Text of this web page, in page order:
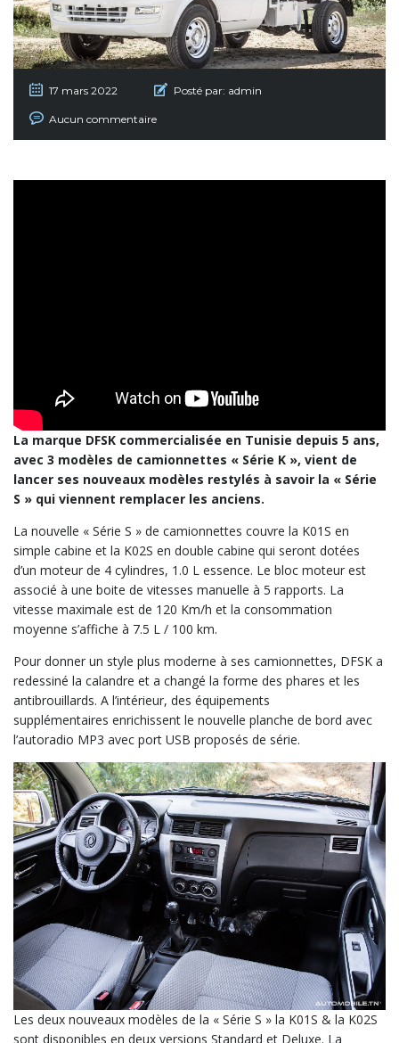
17 mars 2022 Posté par: admin
Aucun commentaire
La marque DFSK commercialisée en Tunisie depuis 5 ans,
avec 3 modèles de camionnettes « Série K », vient de
lancer ses nouveaux modèles restylés à savoir la « Série
S » qui viennent remplacer les anciens.
La nouvelle « Série S » de camionnettes couvre la K01S en
simple cabine et la K02S en double cabine qui seront dotées
d’un moteur de 4 cylindres, 1.0 L essence. Le bloc moteur est
associé à une boite de vitesses manuelle à 5 rapports. La
vitesse maximale est de 120 Km/h et la consommation
moyenne s’affiche à 7.5 L / 100 km.
Pour donner un style plus moderne à ses camionnettes, DFSK a
redessiné la calandre et a changé la forme des phares et les
antibrouillards. A l’intérieur, des équipements
supplémentaires enrichissent le nouvelle planche de bord avec
l’autoradio MP3 avec port USB proposés de série.
Les deux nouveaux modèles de la « Série S » la K01S & la K02S
sont disponibles en deux versions Standard et Deluxe. La